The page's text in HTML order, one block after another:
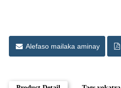
Alefaso mailaka aminay